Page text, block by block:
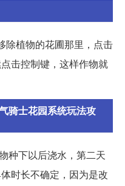
除植物的花圃那里，点击
击控制键，这样作物就
骑士花园系统玩法攻
种下以后浇水，第二天
时长不确定，因为是改